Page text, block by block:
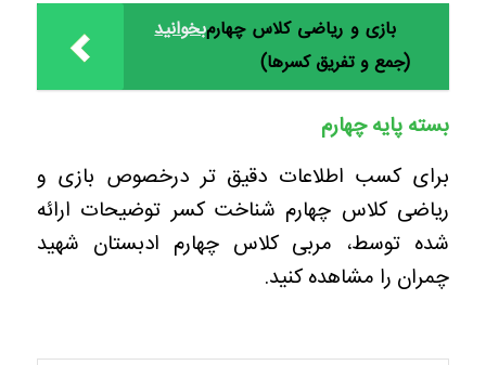
بخوانیدبازی و ریاضی کلاس چهارم
(جمع و تفریق کسرها)
بسته پایه چهارم
برای کسب اطلاعات دقیق تر درخصوص بازی و
ریاضی کلاس چهارم شناخت کسر توضیحات ارائه
شده توسط، مربی کلاس چهارم ادبستان شهید
چمران را مشاهده کنید.